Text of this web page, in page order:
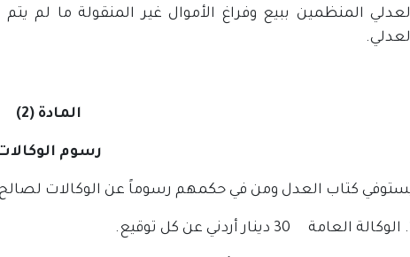
المنظمين ببيع وفراغ الأموال غير المنقولة ما لم
المادة (2)
رسوم
كتاب العدل ومن في حكمهم رسوماً عن الوكالات لصالح